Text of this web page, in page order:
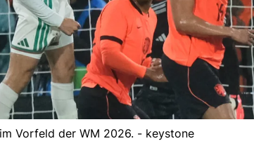
Vorfeld der WM 2026. - keystone